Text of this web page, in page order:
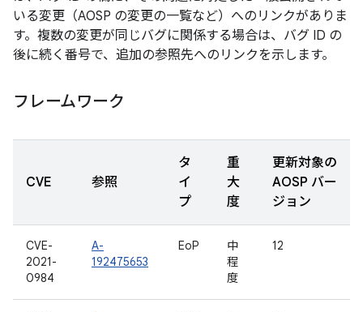
いる変更（AOSP の変更の一覧など）へのリンクがありま
す。複数の変更が同じバグに関係する場合は、バグ ID の
後に続く番号で、追加の参照先へのリンクを示します。
フレームワーク
CVE 参照
タ
イ
プ
重
大
度
更新対象の
AOSP バー
ジョン
CVE-
2021-
0984
A-
192475653
EoP
中
程
度
12